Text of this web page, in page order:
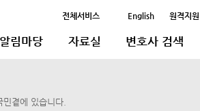
전체서비스 English 원격지
알림마당 자료실 변호사 검색